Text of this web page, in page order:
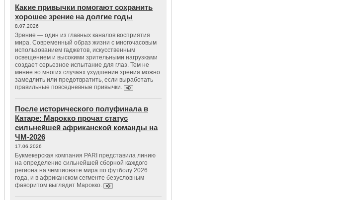
Какие привычки помогают сохранить
хорошее зрение на долгие годы
8.07.2026
Зрение — один из главных каналов восприятия
мира. Современный образ жизни с многочасовым
использованием гаджетов, искусственным
освещением и высокими зрительными нагрузками
создает серьезное испытание для глаз. Тем не
менее во многих случаях ухудшение зрения можно
замедлить или предотвратить, если выработать
правильные повседневные привычки.
После исторического полуфинала в
Катаре: Марокко прочат статус
сильнейшей африканской команды на
ЧМ-2026
17.06.2026
Букмекерская компания PARI представила линию
на определение сильнейшей сборной каждого
региона на чемпионате мира по футболу 2026
года, и в африканском сегменте безусловным
фаворитом выглядит Марокко.